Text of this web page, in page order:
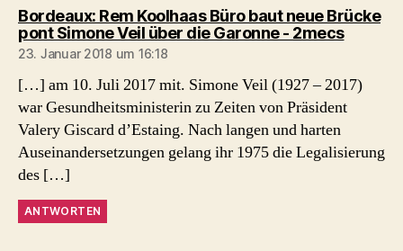
Bordeaux: Rem Koolhaas Büro baut neue Brücke
pont Simone Veil über die Garonne - 2mecssagt:
23. Januar 2018 um 16:18
[…] am 10. Juli 2017 mit. Simone Veil (1927 – 2017)
war Gesundheitsministerin zu Zeiten von Präsident
Valery Giscard d’Estaing. Nach langen und harten
Auseinandersetzungen gelang ihr 1975 die Legalisierung
des […]
ANTWORTEN